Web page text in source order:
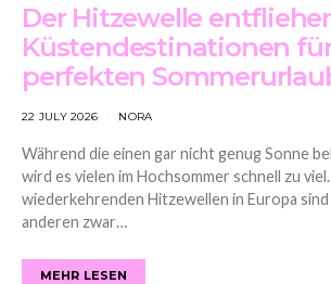
Der Hitzewelle
Küstendestinationen
perfekten
22 JULY 2026 NORA
Während die einen gar nicht genug Sonne
wird es vielen im Hochsommer schnell zu
wiederkehrenden Hitzewellen in Europa
anderen zwar…
MEHR LESEN